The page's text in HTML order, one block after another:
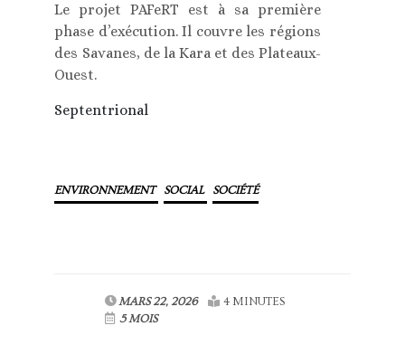
Le projet PAFeRT est à sa première
phase d’exécution. Il couvre les régions
des Savanes, de la Kara et des Plateaux-
Ouest.
Septentrional
ENVIRONNEMENT SOCIAL SOCIÉTÉ
MARS 22, 2026
4 MINUTES
5 MOIS